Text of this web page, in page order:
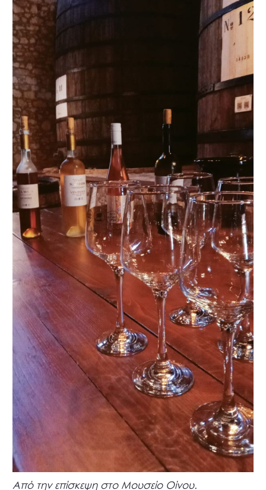
Από την επίσκεψη στο Μουσείο Οίνου.